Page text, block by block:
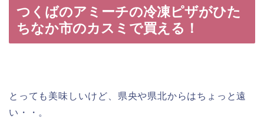
つくばのアミーチの冷凍ピザがひた
ちなか市のカスミで買える！
とっても美味しいけど、県央や県北からはちょっと遠
い・・。